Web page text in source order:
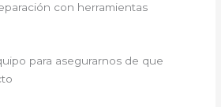
con herramientas
para asegurarnos de que